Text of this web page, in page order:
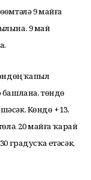
9 майға
9 май
ҡапыл
башлана, төндө
Көндөҙ + 13,
20 майға ҡарай
градусҡа етәсәк,